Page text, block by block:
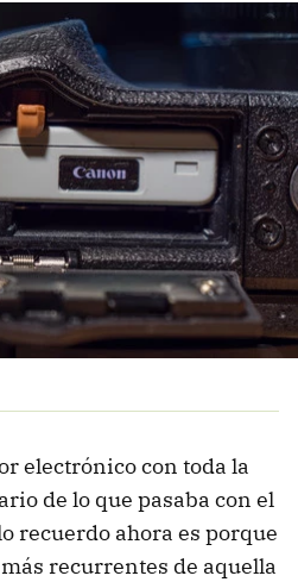
electrónico con toda la
de lo que pasaba con el
recuerdo ahora es porque
recurrentes de aquella